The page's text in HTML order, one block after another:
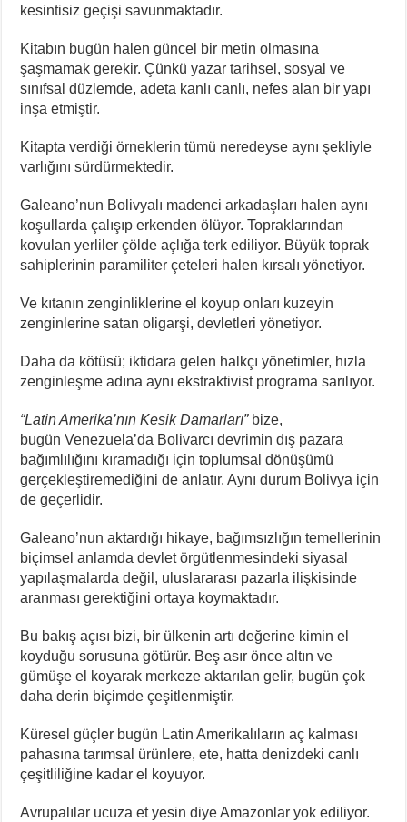
kesintisiz geçişi savunmaktadır.
Kitabın bugün halen güncel bir metin olmasına
şaşmamak gerekir. Çünkü yazar tarihsel, sosyal ve
sınıfsal düzlemde, adeta kanlı canlı, nefes alan bir yapı
inşa etmiştir.
Kitapta verdiği örneklerin tümü neredeyse aynı şekliyle
varlığını sürdürmektedir.
Galeano’nun Bolivyalı madenci arkadaşları halen aynı
koşullarda çalışıp erkenden ölüyor. Topraklarından
kovulan yerliler çölde açlığa terk ediliyor. Büyük toprak
sahiplerinin paramiliter çeteleri halen kırsalı yönetiyor.
Ve kıtanın zenginliklerine el koyup onları kuzeyin
zenginlerine satan oligarşi, devletleri yönetiyor.
Daha da kötüsü; iktidara gelen halkçı yönetimler, hızla
zenginleşme adına aynı ekstraktivist programa sarılıyor.
“Latin Amerika’nın Kesik Damarları”bize,
bugün Venezuela’da Bolivarcı devrimin dış pazara
bağımlılığını kıramadığı için toplumsal dönüşümü
gerçekleştiremediğini de anlatır. Aynı durum Bolivya için
de geçerlidir.
Galeano’nun aktardığı hikaye, bağımsızlığın temellerinin
biçimsel anlamda devlet örgütlenmesindeki siyasal
yapılaşmalarda değil, uluslararası pazarla ilişkisinde
aranması gerektiğini ortaya koymaktadır.
Bu bakış açısı bizi, bir ülkenin artı değerine kimin el
koyduğu sorusuna götürür. Beş asır önce altın ve
gümüşe el koyarak merkeze aktarılan gelir, bugün çok
daha derin biçimde çeşitlenmiştir.
Küresel güçler bugün Latin Amerikalıların aç kalması
pahasına tarımsal ürünlere, ete, hatta denizdeki canlı
çeşitliliğine kadar el koyuyor.
Avrupalılar ucuza et yesin diye Amazonlar yok ediliyor.